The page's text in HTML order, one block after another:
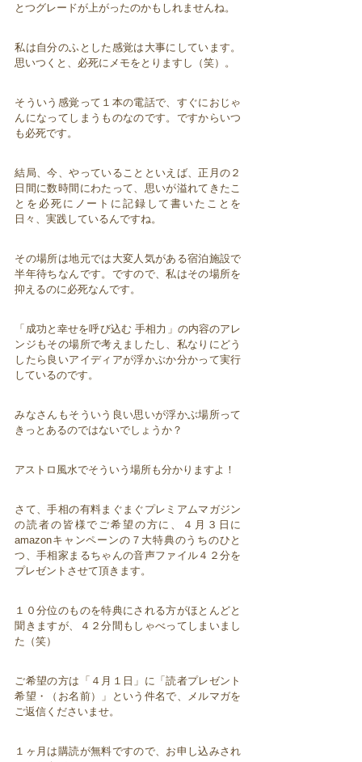
とつグレードが上がったのかもしれませんね。
私は自分のふとした感覚は大事にしています。
思いつくと、必死にメモをとりますし（笑）。
そういう感覚って１本の電話で、すぐにおじゃ
んになってしまうものなのです。ですからいつ
も必死です。
結局、今、やっていることといえば、正月の２
日間に数時間にわたって、思いが溢れてきたこ
とを必死にノートに記録して書いたことを
日々、実践しているんですね。
その場所は地元では大変人気がある宿泊施設で
半年待ちなんです。ですので、私はその場所を
抑えるのに必死なんです。
「成功と幸せを呼び込む 手相力」の内容のアレ
ンジもその場所で考えましたし、私なりにどう
したら良いアイディアが浮かぶか分かって実行
しているのです。
みなさんもそういう良い思いが浮かぶ場所って
きっとあるのではないでしょうか？
アストロ風水でそういう場所も分かりますよ！
さて、手相の有料まぐまぐプレミアムマガジン
の読者の皆様でご希望の方に、４月３日に
amazonキャンペーンの７大特典のうちのひと
つ、手相家まるちゃんの音声ファイル４２分を
プレゼントさせて頂きます。
１０分位のものを特典にされる方がほとんどと
聞きますが、４２分間もしゃべってしまいまし
た（笑）
ご希望の方は「４月１日」に「読者プレゼント
希望・（お名前）」という件名で、メルマガを
ご返信くださいませ。
１ヶ月は購読が無料ですので、お申し込みされ